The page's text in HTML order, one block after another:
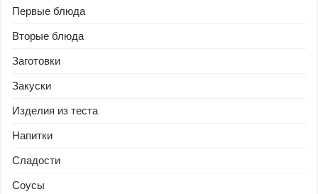
Первые блюда
Вторые блюда
Заготовки
Закуски
Изделия из теста
Напитки
Сладости
Соусы